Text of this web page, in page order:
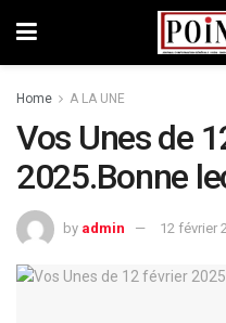
Home A LA UNE
Vos Unes de
2025.Bonne
by admin 12 février